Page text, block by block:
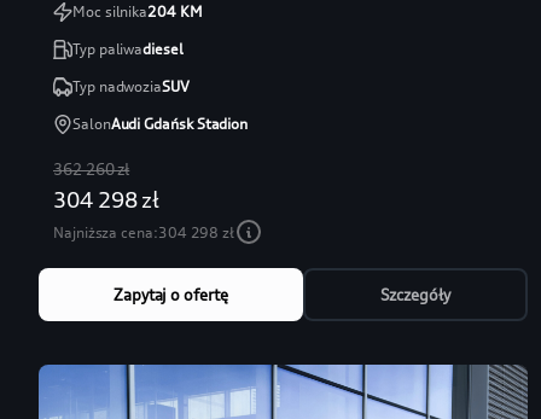
Moc silnika204KM
Typ paliwadiesel
Typ nadwoziaSUV
SalonAudi Gdańsk Stadion
362 260 zł
304 298 zł
Najniższa cena:304 298 zł
Zapytaj o ofertę Szczegóły